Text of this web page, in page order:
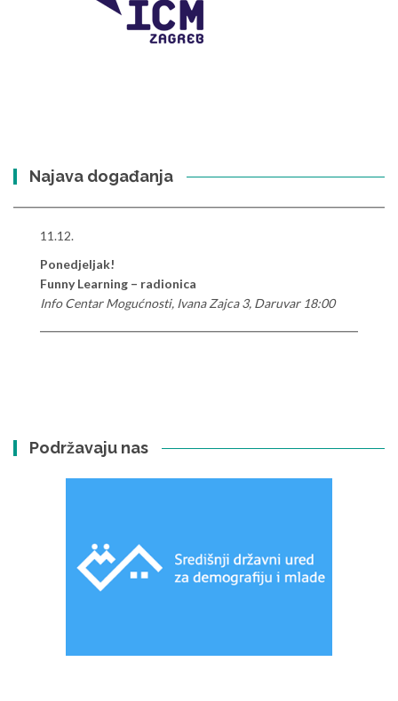
Najava događanja
11.12.
Ponedjeljak!
Funny Learning – radionica
Info Centar Mogućnosti, Ivana Zajca 3, Daruvar 18:00
Podržavaju nas